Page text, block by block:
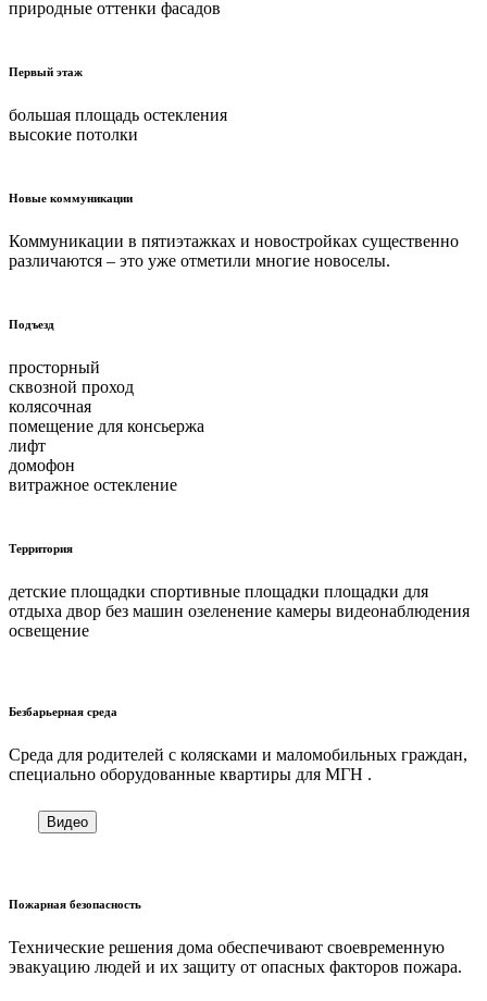
природные оттенки фасадов
Первый этаж
большая площадь остекления
высокие потолки
Новые коммуникации
Коммуникации в пятиэтажках и новостройках существенно
различаются – это уже отметили многие новоселы.
Подъезд
просторный
сквозной проход
колясочная
помещение для консьержа
лифт
домофон
витражное остекление
Территория
детские площадки спортивные площадки площадки для
отдыха двор без машин озеленение камеры видеонаблюдения
освещение
Безбарьерная среда
Cреда для родителей с колясками и маломобильных граждан,
специально оборудованные квартиры для МГН .
Видео
Пожарная безопасность
Технические решения дома обеспечивают своевременную
эвакуацию людей и их защиту от опасных факторов пожара.